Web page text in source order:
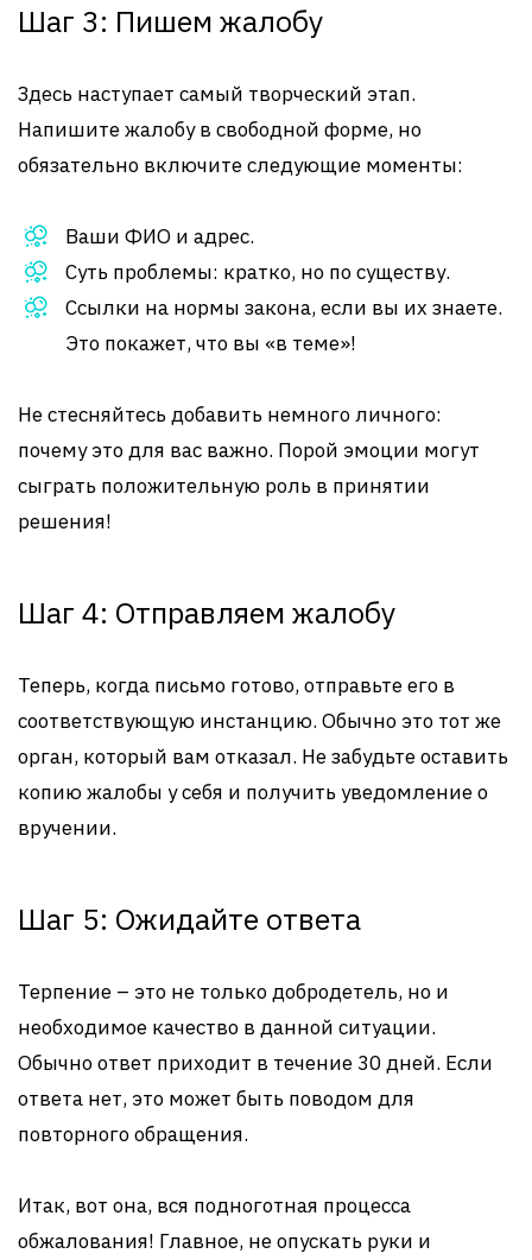
Шаг 3: Пишем жалобу
Здесь наступает самый творческий этап.
Напишите жалобу в свободной форме, но
обязательно включите следующие моменты:
Ваши ФИО и адрес.
Суть проблемы: кратко, но по существу.
Ссылки на нормы закона, если вы их знаете.
Это покажет, что вы «в теме»!
Не стесняйтесь добавить немного личного:
почему это для вас важно. Порой эмоции могут
сыграть положительную роль в принятии
решения!
Шаг 4: Отправляем жалобу
Теперь, когда письмо готово, отправьте его в
соответствующую инстанцию. Обычно это тот же
орган, который вам отказал. Не забудьте оставить
копию жалобы у себя и получить уведомление о
вручении.
Шаг 5: Ожидайте ответа
Терпение – это не только добродетель, но и
необходимое качество в данной ситуации.
Обычно ответ приходит в течение 30 дней. Если
ответа нет, это может быть поводом для
повторного обращения.
Итак, вот она, вся подноготная процесса
обжалования! Главное, не опускать руки и